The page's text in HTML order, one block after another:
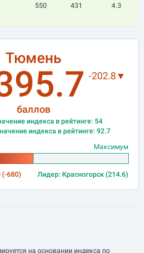
550 431 4.3
Тюмень
баллов
-202.8▼
индекса в рейтинге: 54
индекса в рейтинге: 92.7
Максимум
(-680) Лидер: Красногорск (214.6)
на основании индекса по